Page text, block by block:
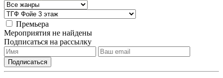
Премьера
Мероприятия не найдены
Подписаться на рассылку